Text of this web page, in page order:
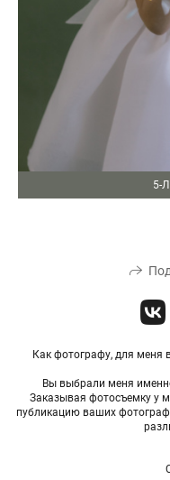
5-
Как фотографу, для меня
Вы выбрали меня
Заказывая фотосъемку у
публикацию ваших